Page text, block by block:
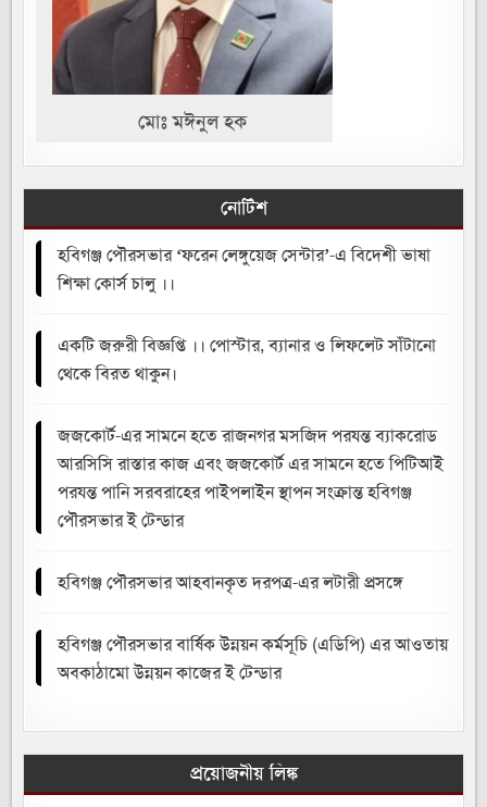
মোঃ মঈনুল হক
নোটিশ
হবিগঞ্জ পৌরসভার ‘ফরেন লেঙ্গুয়েজ সেন্টার’-এ বিদেশী ভাষা
শিক্ষা কোর্স চালু ।।
একটি জরুরী বিজ্ঞপ্তি ।। পোস্টার, ব্যানার ও লিফলেট সাঁটানো
থেকে বিরত থাকুন।
জজকোর্ট-এর সামনে হতে রাজনগর মসজিদ পরযন্ত ব্যাকরোড
আরসিসি রাস্তার কাজ এবং জজকোর্ট এর সামনে হতে পিটিআই
পরযন্ত পানি সরবরাহের পাইপলাইন স্থাপন সংক্রান্ত হবিগঞ্জ
পৌরসভার ই টেন্ডার
হবিগঞ্জ পৌরসভার আহবানকৃত দরপত্র-এর লটারী প্রসঙ্গে
হবিগঞ্জ পৌরসভার বার্ষিক উন্নয়ন কর্মসূচি (এডিপি) এর আওতায়
অবকাঠামো উন্নয়ন কাজের ই টেন্ডার
প্রয়োজনীয় লিঙ্ক